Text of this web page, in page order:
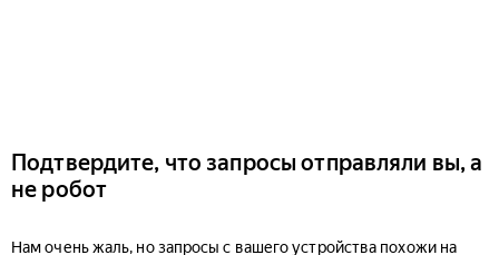
Подтвердите, что запросы отправляли вы, а
не робот
Нам очень жаль, но запросы с вашего устройства похожи на